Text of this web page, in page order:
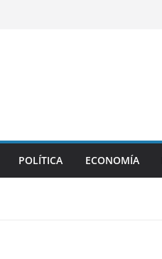
POLÍTICA ECONOMÍA